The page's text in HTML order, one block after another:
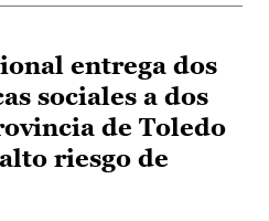
entrega dos
sociales a dos
de Toledo
riesgo de